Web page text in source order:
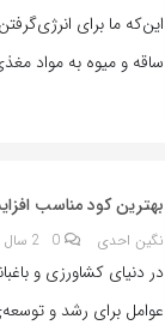
این‌که ما برای
ساقه و میوه به مواد
بهترین کود مناسب
نگین احدی 0 2 سال پیش
در دنیای کشاورزی و
عوامل برای رشد و